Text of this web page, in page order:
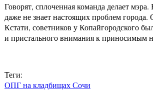
Говорят, сплоченная команда делает
даже не знает настоящих проблем
Кстати, советников у Копайгородского
и пристального внимания к приносимым
Теги:
ОПГ на кладбищах Сочи